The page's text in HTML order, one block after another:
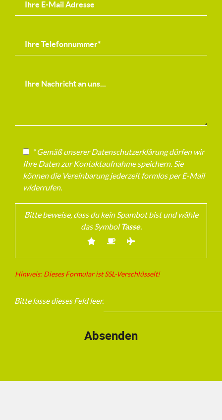
* Gemäß unserer Datenschutzerklärung dürfen wir
Ihre Daten zur Kontaktaufnahme speichern. Sie
können die Vereinbarung jederzeit formlos per E-Mail
widerrufen.
Bitte beweise, dass du kein Spambot bist und wähle
das SymbolTasse.
Hinweis: Dieses Formular ist SSL-Verschlüsselt!
Bitte lasse dieses Feld leer.